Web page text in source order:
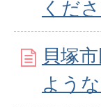
くだ
貝塚
よう